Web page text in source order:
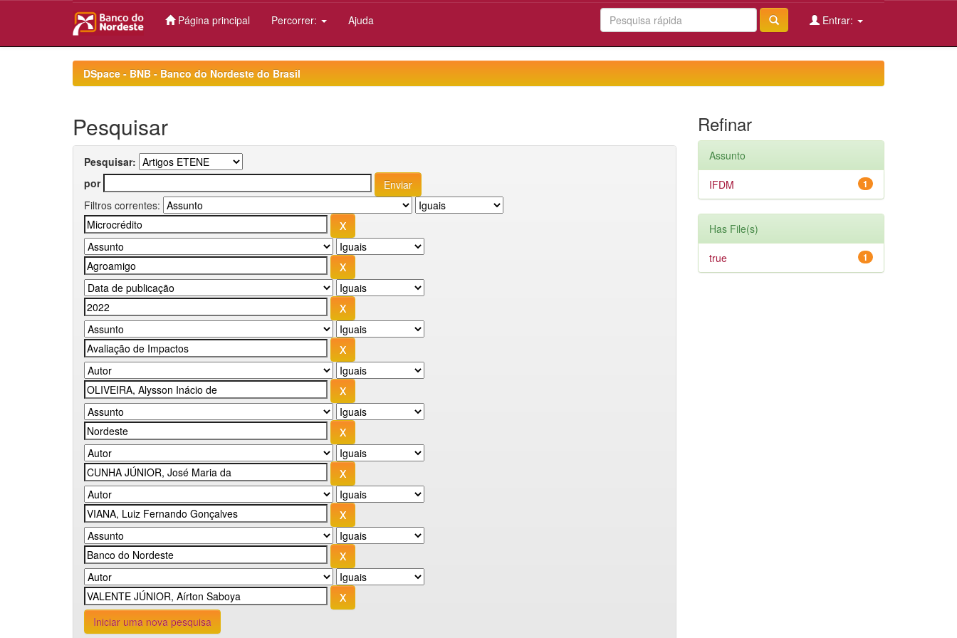
Página principal Percorrer: Ajuda Entrar:
DSpace - BNB - Banco do Nordeste do Brasil
Pesquisar
Pesquisar:
por
Filtros correntes:
Iniciar uma nova pesquisa
Refinar
Assunto
1
IFDM
Has File(s)
1
true